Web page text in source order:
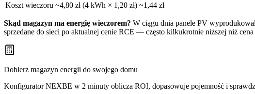
Koszt wieczoru ~4,80 zł (4 kWh × 1,20 zł) ~1,44 zł
Skąd magazyn ma energię wieczorem? W ciągu dnia panele PV
sprzedane do sieci po aktualnej cenie RCE — często kilkukrotnie niższej niż
Dobierz magazyn energii do swojego domu
Konfigurator NEXBE w 2 minuty oblicza ROI, dopasowuje pojemność i